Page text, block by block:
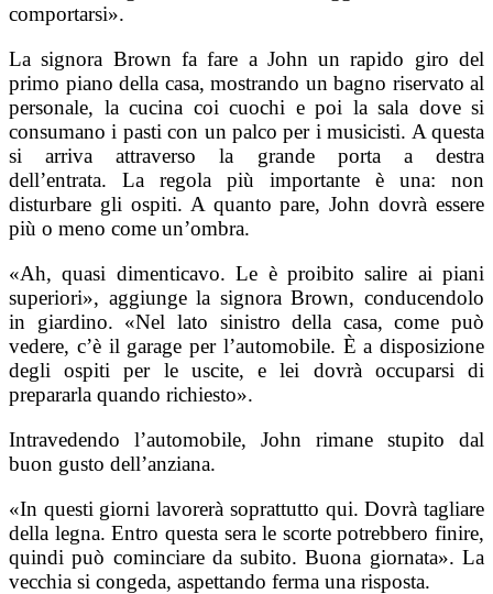
comportarsi».
La signora Brown fa fare a John un rapido giro del
primo piano della casa, mostrando un bagno riservato al
personale, la cucina coi cuochi e poi la sala dove si
consumano i pasti con un palco per i musicisti. A questa
si arriva attraverso la grande porta a destra
dell’entrata. La regola più importante è una: non
disturbare gli ospiti. A quanto pare, John dovrà essere
più o meno come un’ombra.
«Ah, quasi dimenticavo. Le è proibito salire ai piani
superiori», aggiunge la signora Brown, conducendolo
in giardino. «Nel lato sinistro della casa, come può
vedere, c’è il garage per l’automobile. È a disposizione
degli ospiti per le uscite, e lei dovrà occuparsi di
prepararla quando richiesto».
Intravedendo l’automobile, John rimane stupito dal
buon gusto dell’anziana.
«In questi giorni lavorerà soprattutto qui. Dovrà tagliare
della legna. Entro questa sera le scorte potrebbero finire,
quindi può cominciare da subito. Buona giornata». La
vecchia si congeda, aspettando ferma una risposta.